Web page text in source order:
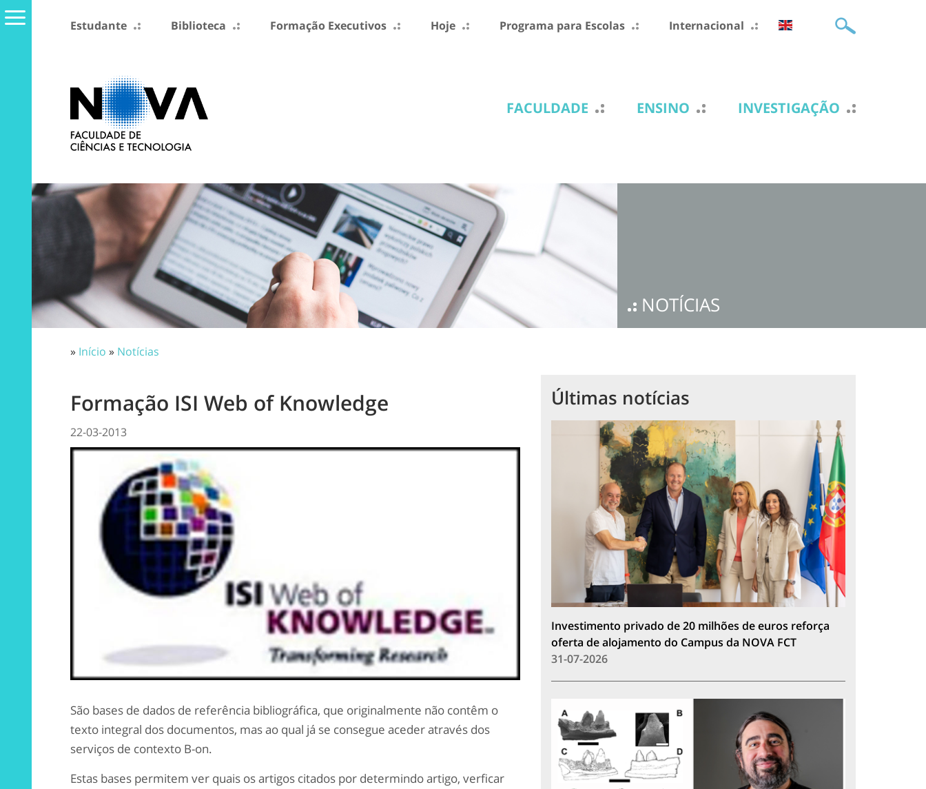
Estudante Biblioteca Formação Executivos Hoje Programa para Escolas Internacional
FACULDADE ENSINO INVESTIGAÇÃO
NOTÍCIAS
» Início » Notícias
Formação ISI Web of Knowledge
22-03-2013
São bases de dados de referência bibliográfica, que originalmente não contêm o
texto integral dos documentos, mas ao qual já se consegue aceder através dos
serviços de contexto B-on.
Estas bases permitem ver quais os artigos citados por determindo artigo, verficar
Últimas notícias
Investimento privado de 20 milhões de euros reforça
oferta de alojamento do Campus da NOVA FCT
31-07-2026